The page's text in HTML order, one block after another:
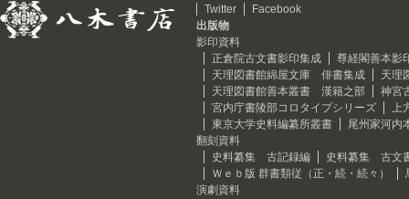
Twitter
Facebook
出版物
影印資料
正倉院古文書影印集成
尊経閣善本影
天理図書館綿屋文庫 俳書集成
天理
天理図書館善本叢書 漢籍之部
神宮
宮内庁書陵部コロタイプシリーズ
上
東京大学史料編纂所叢書
尾州家河内
翻刻資料
史料纂集 古記録編
史料纂集 古文
Ｗｅｂ版 群書類従（正・続・続々）
演劇資料